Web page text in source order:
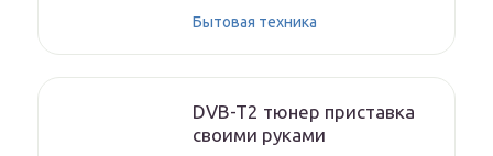
Бытовая техника
DVB-T2 тюнер приставка
своими руками